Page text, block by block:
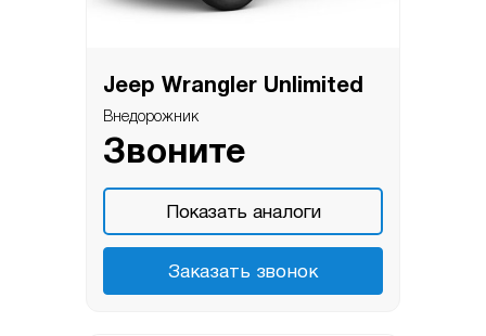
Jeep Wrangler Unlimited
Внедорожник
Звоните
Показать аналоги
Заказать звонок